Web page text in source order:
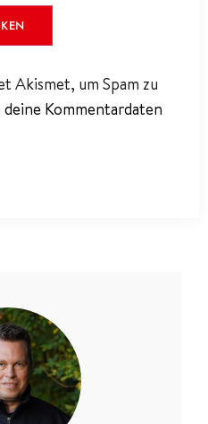
Akismet, um Spam zu
Kommentardaten